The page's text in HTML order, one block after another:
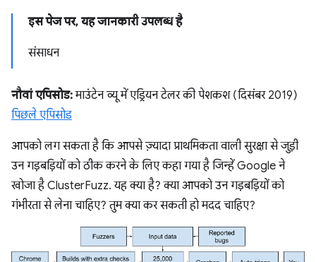
इस पेज पर, यह जानकारी उपलब्ध है
संसाधन
नौवां एपिसोड:माउंटेन व्यू में एड्रियन टेलर की पेशकश (दिसंबर 2019)
पिछले एपिसोड
आपको लग सकता है कि आपसे ज़्यादा प्राथमिकता वाली सुरक्षा से जुड़ी
उन गड़बड़ियों को ठीक करने के लिए कहा गया है जिन्हें Google ने
खोजा है ClusterFuzz. यह क्या है? क्या आपको उन गड़बड़ियों को
गंभीरता से लेना चाहिए? तुम क्या कर सकती हो मदद चाहिए?